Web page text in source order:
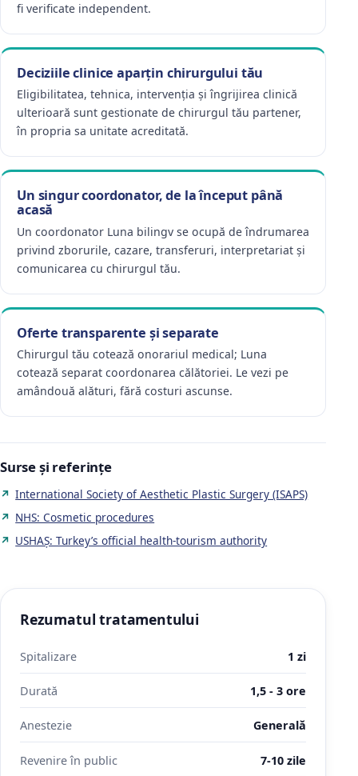
fi verificate independent.
Deciziile clinice aparțin chirurgului tău
Eligibilitatea, tehnica, intervenția și îngrijirea clinică
ulterioară sunt gestionate de chirurgul tău partener,
în propria sa unitate acreditată.
Un singur coordonator, de la început până
acasă
Un coordonator Luna bilingv se ocupă de îndrumarea
privind zborurile, cazare, transferuri, interpretariat și
comunicarea cu chirurgul tău.
Oferte transparente și separate
Chirurgul tău cotează onorariul medical; Luna
cotează separat coordonarea călătoriei. Le vezi pe
amândouă alături, fără costuri ascunse.
Surse și referințe
International Society of Aesthetic Plastic Surgery (ISAPS)
NHS: Cosmetic procedures
USHAŞ: Turkey’s official health-tourism authority
Rezumatul tratamentului
Spitalizare 1 zi
Durată 1,5 - 3 ore
Anestezie Generală
Revenire în public 7-10 zile